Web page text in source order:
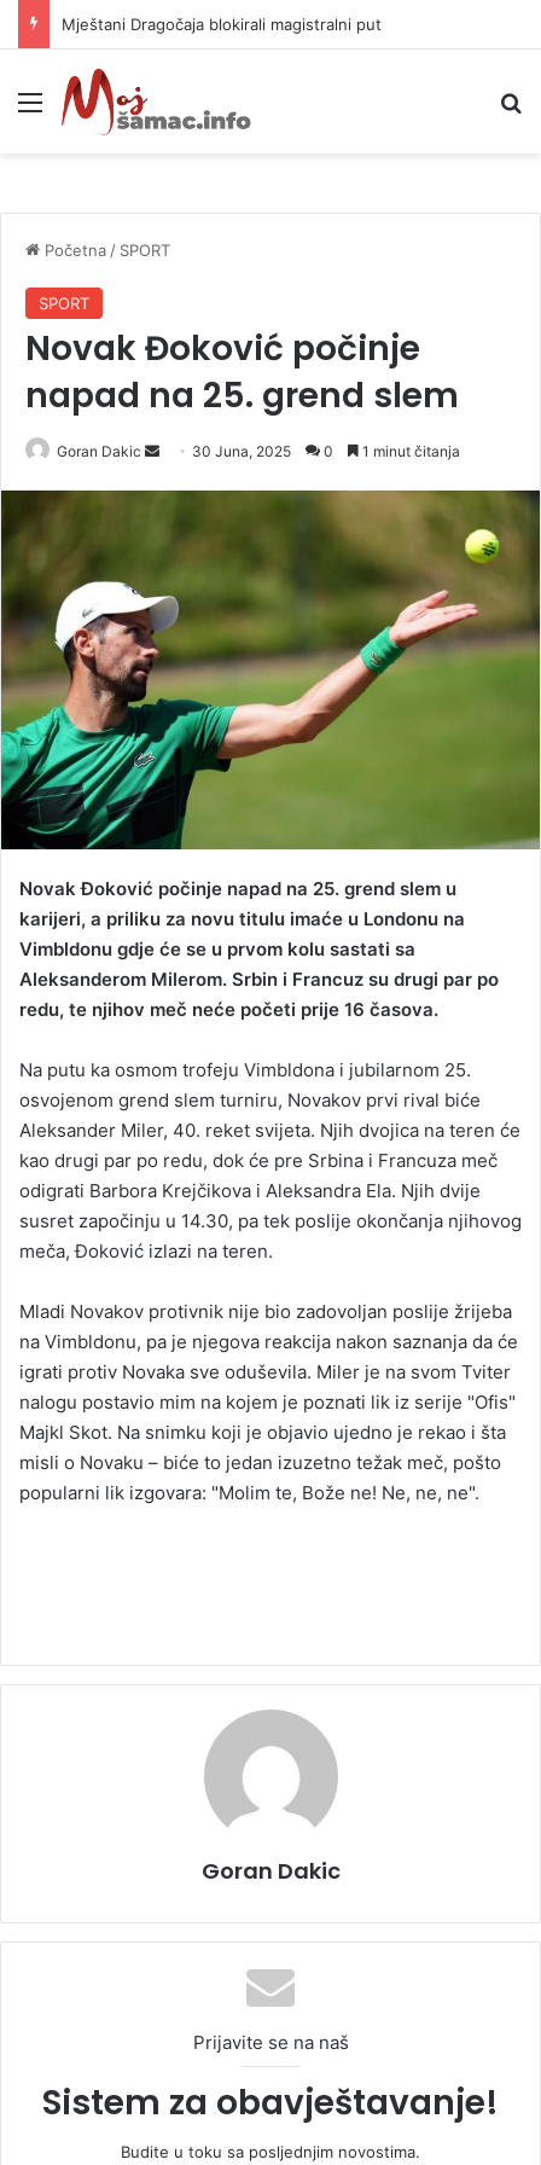
Helikopter ponovo gasi vatru u selima kod Trebinja
Meni
Početna / SPORT
SPORT
Novak Đoković počinje
napad na 25. grend slem
Goran Dakic
n
e
m
a
l
30 Juna, 2025 0 1 minut čitanja
Novak Đoković počinje napad na 25. grend slem u
karijeri, a priliku za novu titulu imaće u Londonu na
Vimbldonu gdje će se u prvom kolu sastati sa
Aleksanderom Milerom. Srbin i Francuz su drugi par po
redu, te njihov meč neće početi prije 16 časova.
Na putu ka osmom trofeju Vimbldona i jubilarnom 25.
osvojenom grend slem turniru, Novakov prvi rival biće
Aleksander Miler, 40. reket svijeta. Njih dvojica na teren će
kao drugi par po redu, dok će pre Srbina i Francuza meč
odigrati Barbora Krejčikova i Aleksandra Ela. Njih dvije
susret započinju u 14.30, pa tek poslije okončanja njihovog
meča, Đoković izlazi na teren.
Mladi Novakov protivnik nije bio zadovoljan poslije žrijeba
na Vimbldonu, pa je njegova reakcija nakon saznanja da će
igrati protiv Novaka sve oduševila. Miler je na svom Tviter
nalogu postavio mim na kojem je poznati lik iz serije "Ofis"
Majkl Skot. Na snimku koji je objavio ujedno je rekao i šta
misli o Novaku – biće to jedan izuzetno težak meč, pošto
popularni lik izgovara: "Molim te, Bože ne! Ne, ne, ne".
Goran Dakic
Prijavite se na naš
Sistem za obavještavanje!
Budite u toku sa posljednjim novostima.